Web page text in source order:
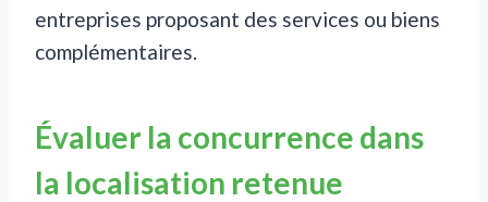
entreprises proposant des services ou biens
complémentaires.
Évaluer la concurrence dans
la localisation retenue